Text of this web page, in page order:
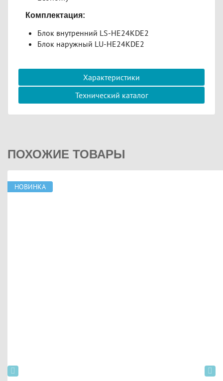
Комплектация:
Блок внутренний LS-HE24KDE2
Блок наружный LU-HE24KDE2
Характеристики
Технический каталог
ПОХОЖИЕ ТОВАРЫ
НОВИНКА